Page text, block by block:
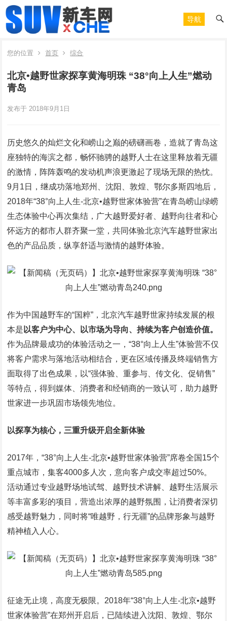
导航
您的位置 首页 综合
北京•越野世家探享黄海明珠 “38°向上人生”燃动
青岛
发布于 2018年9月1日
历史悠久的灿烂文化和崂山之巅的磅礴画卷，造就了青岛这
座独特的海滨之都，畅怀驰骋的越野人士在这里释放着无疆
的激情，阵阵轰鸣的发动机声浪更激起了现场无限的热忱。
9月1日，继成功落地郑州、沈阳、敦煌、鄂尔多斯四地后，
2018年“38°向上人生-北京•越野世家体验营”在青岛崂山绿崂
生态体验中心再次集结，广大越野爱好者、越野向往者和心
怀远方的都市人群齐聚一堂，共同体验北京汽车越野世家出
色的产品品质，纵享舒适与激情的越野体验。
作为中国越野车的“国粹”，北京汽车越野世家持续发展的根
本是 以客户为中心、以市场为导向、持续为客户创造价值。
作为品牌最成功的体验活动之一，“38°向上人生”体验营不仅
将客户需求与落地活动相结合，更在区域传播及终端销售方
面取得了出色成果，以“强体验、重参与、传文化、促销售”
等特点，得到媒体、消费者和经销商的一致认可，助力越野
世家进一步巩固市场领先地位。
以探享为核心，三重升级开启全新体验
2017年，“38°向上人生-北京•越野世家体验营”席卷全国15个
重点城市，集客4000多人次，意向客户成交率超过50%。
活动通过专业越野场地试驾、越野技术讲解、越野生活展示
等丰富多彩的项目，营造出浓厚的越野氛围，让消费者深切
感受越野魅力，同时将“唯越野，行无疆”的品牌形象与越野
精神植入人心。
征途无止境，高度无极限。2018年“38°向上人生-北京•越野
世家体验营”在郑州开启后，已陆续进入沈阳、敦煌、鄂尔